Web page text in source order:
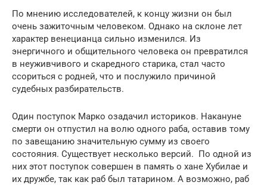
По мнению исследователей, к концу жизни он был
очень зажиточным человеком. Однако на склоне лет
характер венецианца сильно изменился. Из
энергичного и общительного человека он превратился
в неуживчивого и скаредного старика, стал часто
ссориться с родней, что и послужило причиной
судебных разбирательств.
Один поступок Марко озадачил историков. Накануне
смерти он отпустил на волю одного раба, оставив тому
по завещанию значительную сумму из своего
состояния. Существует несколько версий. По одной из
них этот поступок совершен в память о хане Хубилае и
их дружбе, так как раб был татарином. А возможно, раб